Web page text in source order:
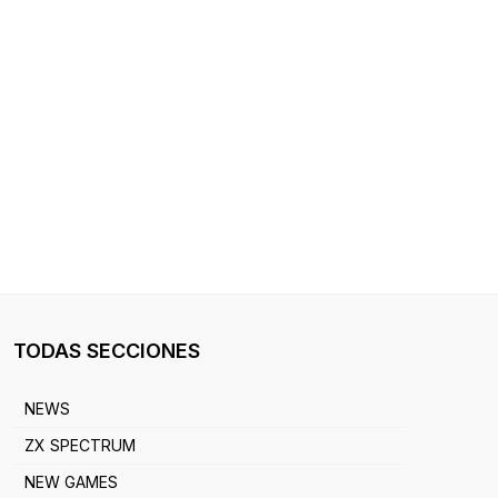
TODAS SECCIONES
NEWS
ZX SPECTRUM
NEW GAMES